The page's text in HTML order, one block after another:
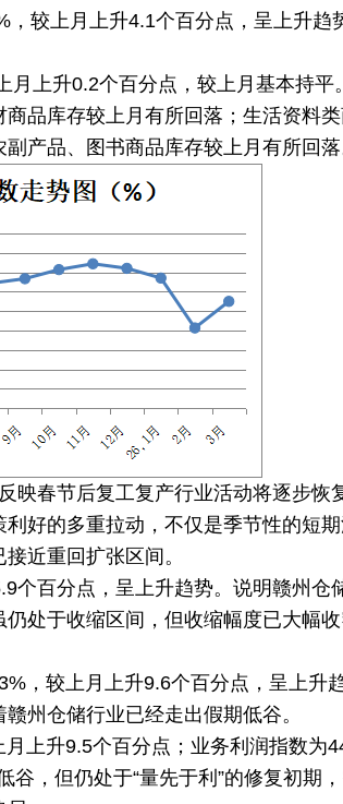
较上月上升4.1个百分点，呈上升趋
上升0.2个百分点，较上月基本持平
品库存较上月有所回落；生活资料
产品、图书商品库存较上月有所回落
映春节后复工复产行业活动将逐步恢
好的多重拉动，不仅是季节性的短
近重回扩张区间。
个百分点，呈上升趋势。说明赣州仓
处于收缩区间，但收缩幅度已大幅
，较上月上升9.6个百分点，呈上升
州仓储行业已经走出假期低谷。
上升9.5个百分点；业务利润指数为
，但仍处于“量先于利”的修复初期